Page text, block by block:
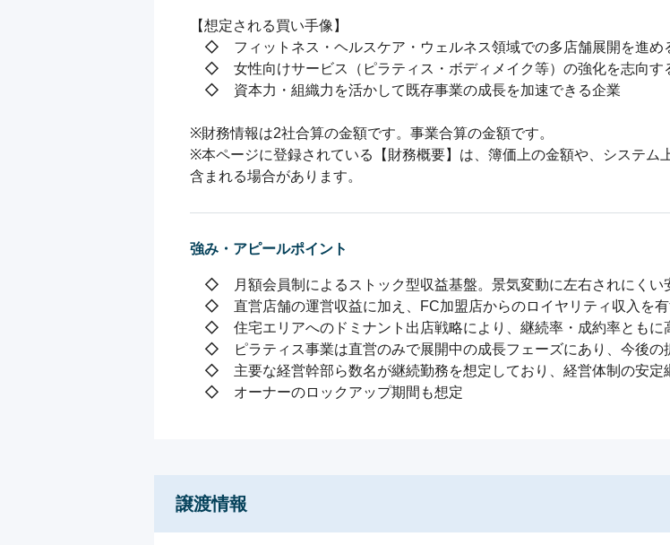
【想定される買い手像】
◇　フィットネス・ヘルスケア・ウェルネス領域での多店舗展開を進め
◇　女性向けサービス（ピラティス・ボディメイク等）の強化を志向す
◇　資本力・組織力を活かして既存事業の成長を加速できる企業
※財務情報は2社合算の金額です。事業合算の金額です。
※本ページに登録されている【財務概要】は、簿価上の金額や、システム
含まれる場合があります。
強み・アピールポイント
◇　月額会員制によるストック型収益基盤。景気変動に左右されにくい
◇　直営店舗の運営収益に加え、FC加盟店からのロイヤリティ収入を
◇　住宅エリアへのドミナント出店戦略により、継続率・成約率ともに
◇　ピラティス事業は直営のみで展開中の成長フェーズにあり、今後の
◇　主要な経営幹部ら数名が継続勤務を想定しており、経営体制の安定
◇　オーナーのロックアップ期間も想定
譲渡情報